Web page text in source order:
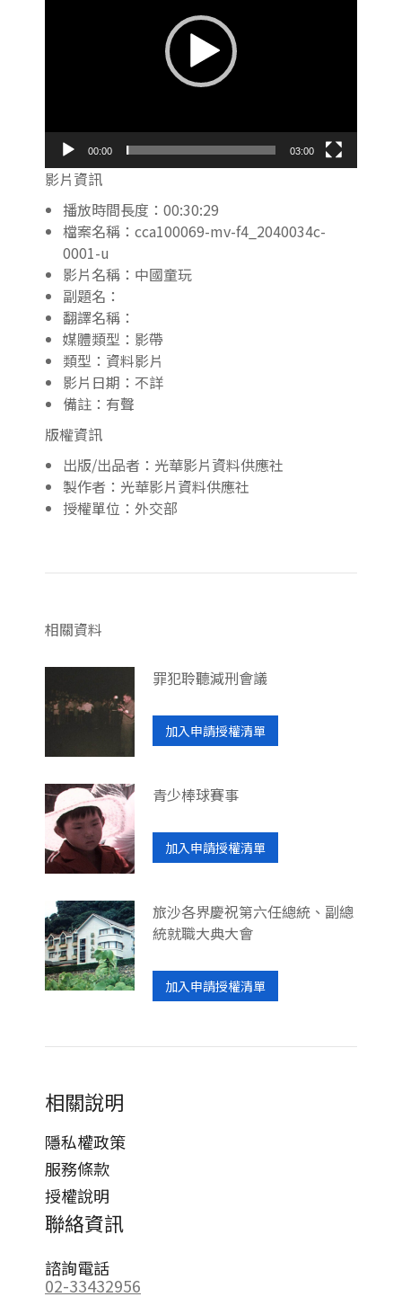
00:00 03:00
影片資訊
播放時間長度：00:30:29
檔案名稱：cca100069-mv-f4_2040034c-
0001-u
影片名稱：中國童玩
副題名：
翻譯名稱：
媒體類型：影帶
類型：資料影片
影片日期：不詳
備註：有聲
版權資訊
出版/出品者：光華影片資料供應社
製作者：光華影片資料供應社
授權單位：外交部
相關資料
罪犯聆聽減刑會議
加入申請授權清單
青少棒球賽事
加入申請授權清單
旅沙各界慶祝第六任總統、副總
統就職大典大會
加入申請授權清單
相關說明
隱私權政策
服務條款
授權說明
聯絡資訊
諮詢電話
02-33432956